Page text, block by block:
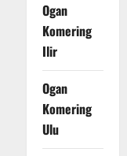
Ogan
Komering
Ilir
Ogan
Komering
Ulu